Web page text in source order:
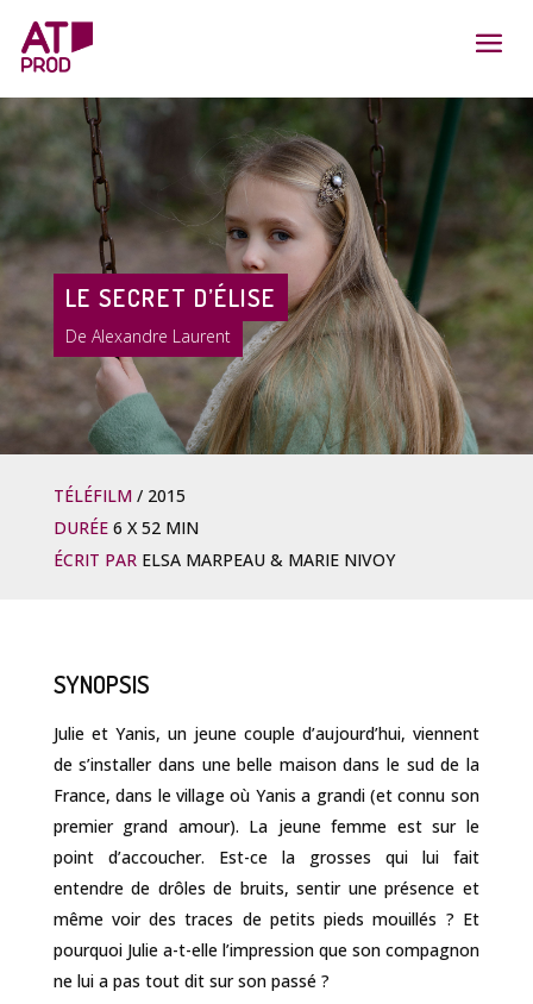
LE SECRET D’ÉLISE
Alexandre Laurent
TÉLÉFILM
2015
DURÉE 6 X 52 MIN
ÉCRIT PAR ELSA MARPEAU & MARIE NIVOY
SYNOPSIS
Julie et Yanis, un jeune couple d’aujourd’hui, viennent
de s’installer dans une belle maison dans le sud de la
France, dans le village où Yanis a grandi (et connu son
premier grand amour). La jeune femme est sur le
point d’accoucher. Est-ce la grosses qui lui fait
entendre de drôles de bruits, sentir une présence et
même voir des traces de petits pieds mouillés ? Et
pourquoi Julie a-t-elle l’impression que son compagnon
ne lui a pas tout dit sur son passé ?